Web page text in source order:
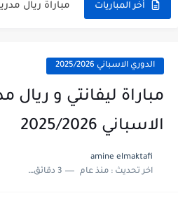
أخر المباريات مباراة ريال مدريد
مباراة برشلونة و
مباراة سيلتيك و
الدوري الاسباني 2025/2026
مباراة ليفانتي و ريال
الاسباني 2025/2026
amine elmaktafi
اخر تحديث :منذ عام 3 دقائق للقراءة